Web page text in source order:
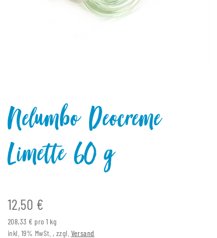
Nelumbo Deocreme
Limette 60 g
12,50 €
208,33 € pro 1 kg
inkl. 19% MwSt. , zzgl. Versand